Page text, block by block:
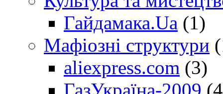
Гайдамака.Ua (1)
Мафіозні структури
aliexpress.com (3)
ГазУкраїна-2009